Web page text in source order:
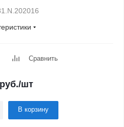
Сравнить
руб./шт
В корзину